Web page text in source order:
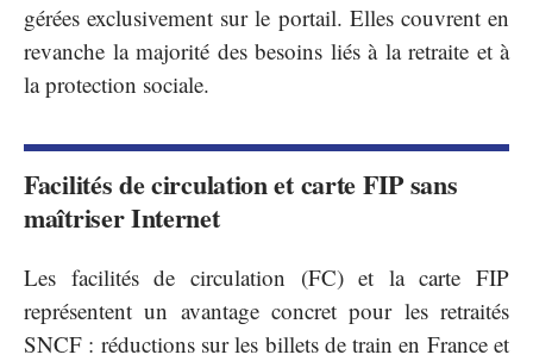
gérées exclusivement sur le portail. Elles couvrent en
revanche la majorité des besoins liés à la retraite et à
la protection sociale.
Facilités de circulation et carte FIP sans
maîtriser Internet
Les facilités de circulation (FC) et la carte FIP
représentent un avantage concret pour les retraités
SNCF : réductions sur les billets de train en France et